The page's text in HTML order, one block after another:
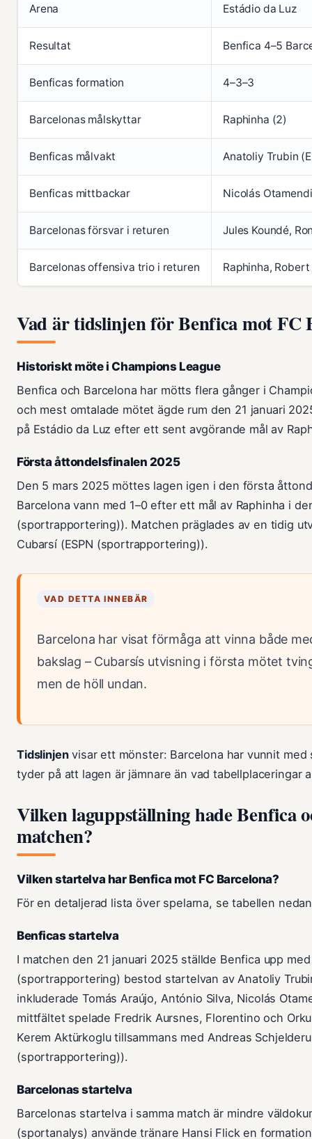
Arena Estádio da Luz
Resultat Benfica 4–5
Benficas formation 4–3–3
Barcelonas målskyttar Raphinha (2)
Benficas målvakt Anatoliy Trubin
Benficas mittbackar Nicolás
Barcelonas försvar i returen Jules Koundé,
Barcelonas offensiva trio i returen Raphinha,
Vad är tidslinjen för Benfica mot FC
Historiskt möte i Champions League
Benfica och Barcelona har mötts flera gånger i
och mest omtalade mötet ägde rum den 21 januari
på Estádio da Luz efter ett sent avgörande mål av
Första åttondelsfinalen 2025
Den 5 mars 2025 möttes lagen igen i den första
Barcelona vann med 1–0 efter ett mål av Raphinha i
(sportrapportering)). Matchen präglades av en tidig
Cubarsí (ESPN (sportrapportering)).
VAD DETTA INNEBÄR
Barcelona har visat förmåga att vinna både
bakslag – Cubarsís utvisning i första mötet
men de höll undan.
Tidslinjenvisar ett mönster: Barcelona har vunnit med
tyder på att lagen är jämnare än vad tabellplaceringar
Vilken laguppställning hade Benfica
matchen?
Vilken startelva har Benfica mot FC Barcelona?
För en detaljerad lista över spelarna, se tabellen
Benficas startelva
I matchen den 21 januari 2025 ställde Benfica upp
(sportrapportering) bestod startelvan av Anatoliy
inkluderade Tomás Araújo, António Silva, Nicolás
mittfältet spelade Fredrik Aursnes, Florentino och
Kerem Aktürkoglu tillsammans med Andreas
(sportrapportering)).
Barcelonas startelva
Barcelonas startelva i samma match är mindre
(sportanalys) använde tränare Hansi Flick en